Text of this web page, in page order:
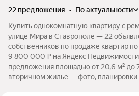
22 предложения •
по актуальности
Купить однокомнатную квартиру с
улице Мира в Ставрополе — 22
собственников по продаже квартир
9 800 000 ₽ на Яндекс
предложения площадью от 20,6 м² до
вторичном жилье — фото, планировки